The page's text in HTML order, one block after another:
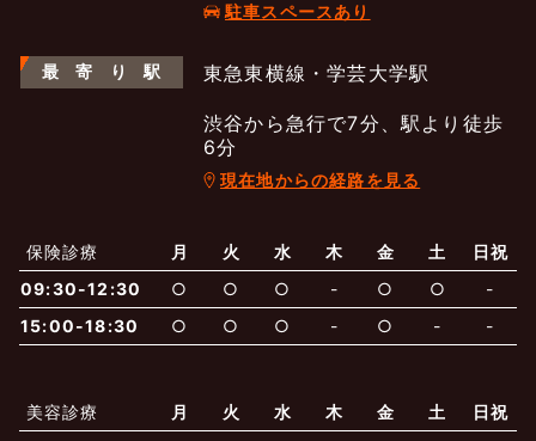
当院からのお知らせ
最新医療トピックス
はじめての方へ
医師の紹介
保険での診療
よくあるご質問
一般診療 美容診療
駐車スペースあり
最 寄 り 駅 東急東横線・学芸大学駅
渋谷から急行で7分、駅より徒歩
6分
現在地からの経路を見る
保険診療 月 火 水 木 金 土
日祝
09:30-12:30
○ ○ ○ - ○ ○
-
15:00-18:30
○ ○ ○ - ○ - -
美容診療 月 火 水 木 金 土
日祝